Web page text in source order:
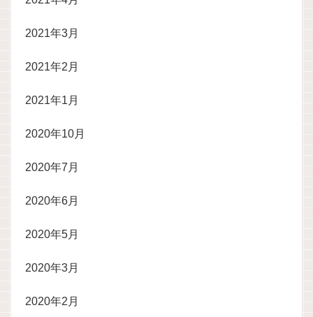
2021年3月
2021年2月
2021年1月
2020年10月
2020年7月
2020年6月
2020年5月
2020年3月
2020年2月